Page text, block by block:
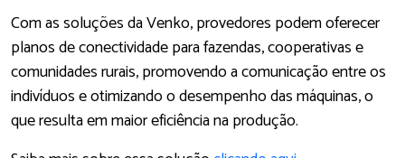
Com as soluções da Venko, provedores podem oferecer
planos de conectividade para fazendas, cooperativas e
comunidades rurais, promovendo a comunicação entre os
indivíduos e otimizando o desempenho das máquinas, o
que resulta em maior eficiência na produção.